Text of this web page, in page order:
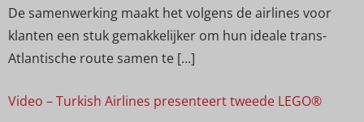
De samenwerking maakt het volgens de airlines voor
klanten een stuk gemakkelijker om hun ideale trans-
Atlantische route samen te […]
Video – Turkish Airlines presenteert tweede LEGO®